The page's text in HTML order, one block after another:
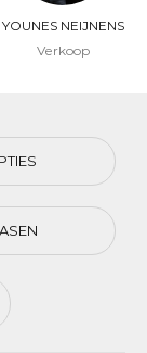
YOUNES NEIJNENS
Verkoop